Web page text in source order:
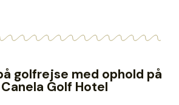
golfrejse med ophold på
Golf Hotel